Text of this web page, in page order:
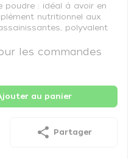
poudre : idéal à avoir en
nutritionnel aux
polyvalent
les commandes
au panier
share Partager